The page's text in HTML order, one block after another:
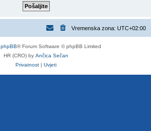
Vremenska zona: UTC+02:00
phpBB® Forum Software © phpBB Limited
HR (CRO) by Ančica Sečan
Privatnost | Uvjeti